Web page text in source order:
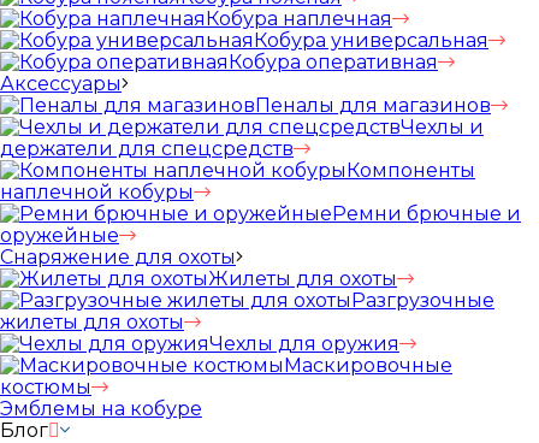
Кобура наплечная
Кобура универсальная
Кобура оперативная
Аксессуары
Пеналы для магазинов
Чехлы и
держатели для спецсредств
Компоненты
наплечной кобуры
Ремни брючные и
оружейные
Снаряжение для охоты
Жилеты для охоты
Разгрузочные
жилеты для охоты
Чехлы для оружия
Маскировочные
костюмы
Эмблемы на кобуре
Блог